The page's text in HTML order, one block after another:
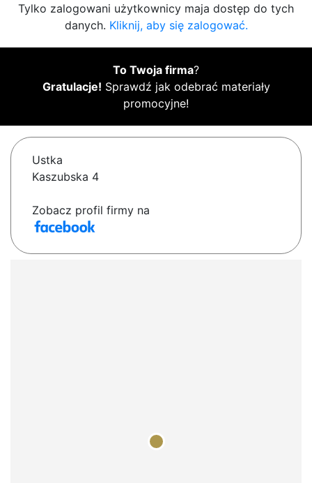
Tylko zalogowani użytkownicy maja dostęp do tych
danych. Kliknij, aby się zalogować.
To Twoja firma?
Gratulacje! Sprawdź jak odebrać materiały
promocyjne!
Ustka
Kaszubska 4
Zobacz profil firmy na